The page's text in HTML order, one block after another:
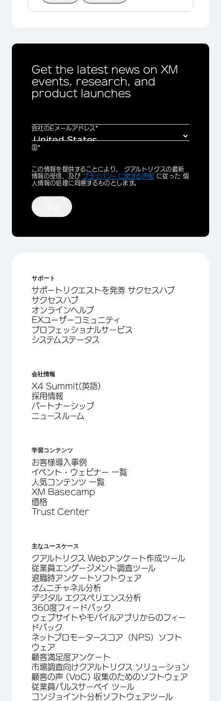
Get the latest news on XM
events, research, and
product launches
会社のEメールアドレス*
国*
Privacy
Optin
この情報を提供することにより、 クアルトリクスの最新
情報の受信、及び プライバシーに関する声明 に従った 個
人情報の処理に同意するものとします。
サポート
サポートリクエストを発券 サクセスハブ
サクセスハブ
オンラインヘルプ
EXユーザーコミュニティ
プロフェッショナルサービス
システムステータス
会社情報
X4 Summit(英語)
採用情報
パートナーシップ
ニュースルーム
学習コンテンツ
お客様導入事例
イベント・ウェビナー 一覧
人気コンテンツ 一覧
XM Basecamp
価格
Trust Center
主なユースケース
クアルトリクス Webアンケート作成ツール
従業員エンゲージメント調査ツール
退職時アンケートソフトウェア
オムニチャネル分析
デジタル エクスペリエンス分析
360度フィードバック
ウェブサイトやモバイルアプリからのフィー
ドバック
ネットプロモータースコア（NPS）ソフト
ウェア
顧客満足度アンケート
市場調査向けクアルトリクス ソリューション
顧客の声 (VoC) 収集のためのソフトウェア
従業員パルスサーベイ ツール
コンジョイント分析ソフトウェアツール